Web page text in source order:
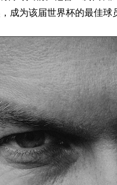
成为该届世界杯的最佳球